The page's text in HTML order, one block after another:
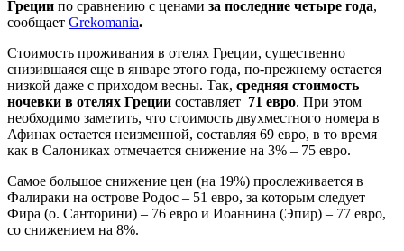
Греции по сравнению с ценами за последние четыре года,
сообщает Grekomania.
Стоимость проживания в отелях Греции, существенно
снизившаяся еще в январе этого года, по-прежнему остается
низкой даже с приходом весны. Так, средняя стоимость
ночевки в отелях Греции составляет 71 евро. При этом
необходимо заметить, что стоимость двухместного номера в
Афинах остается неизменной, составляя 69 евро, в то время
как в Салониках отмечается снижение на 3% – 75 евро.
Самое большое снижение цен (на 19%) прослеживается в
Фалираки на острове Родос – 51 евро, за которым следует
Фира (о. Санторини) – 76 евро и Иоаннина (Эпир) – 77 евро,
со снижением на 8%.